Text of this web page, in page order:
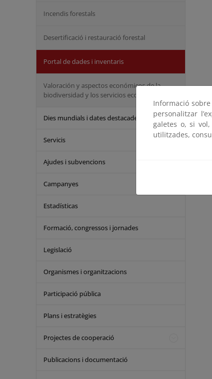
Incendis forestals
Desertificació i restauració forestal
Portal de dades i inventaris
Valoración y aspectos económicos de la
biodiversidad y los servicios ecosistémicos
Dies mundials i dates destacades
Servicis
Ajudes i subvencions
Campanyes
Estadísticas
Formació, congressos i jornades
Legislació
Organismes i organitzacions
Participació pública
Plans i estratègies
Projectes de cooperació
Publicacions i documentació
Informació
personalitzar
galetes o, si
utilitzades,